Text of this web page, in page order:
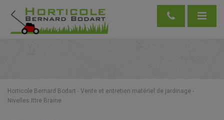
Horticole Bernard Bodart - Vente et entretien matériel de jardinage -
Nivelles Ittre Braine